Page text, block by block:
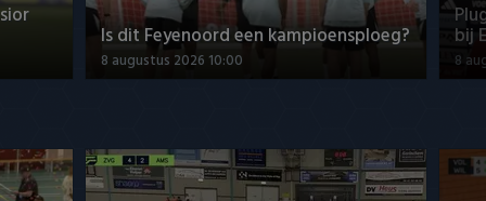
Is dit Feyenoord een kampioensploeg?
8 augustus 2026 10:00
bij
8